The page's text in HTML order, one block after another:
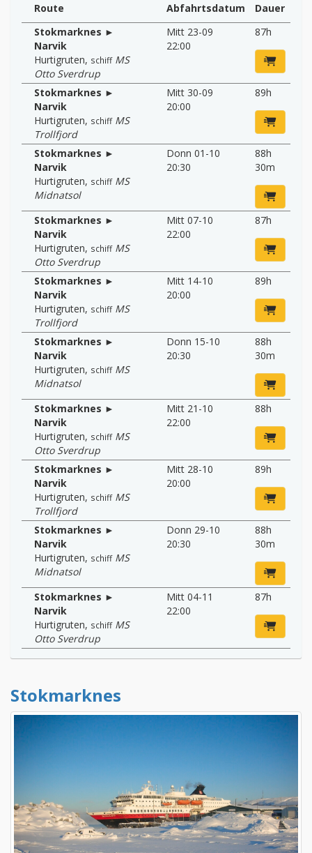
Route Abfahrtsdatum
Dauer
Stokmarknes ►
Narvik
Hurtigruten, schiff MS
Otto Sverdrup
Mitt 23-09
22:00
87h
Stokmarknes ►
Narvik
Hurtigruten, schiff MS
Trollfjord
Mitt 30-09
20:00
89h
Stokmarknes ►
Narvik
Hurtigruten, schiff MS
Midnatsol
Donn 01-10
20:30
88h
30m
Stokmarknes ►
Narvik
Hurtigruten, schiff MS
Otto Sverdrup
Mitt 07-10
22:00
87h
Stokmarknes ►
Narvik
Hurtigruten, schiff MS
Trollfjord
Mitt 14-10
20:00
89h
Stokmarknes ►
Narvik
Hurtigruten, schiff MS
Midnatsol
Donn 15-10
20:30
88h
30m
Stokmarknes ►
Narvik
Hurtigruten, schiff MS
Otto Sverdrup
Mitt 21-10
22:00
88h
Stokmarknes ►
Narvik
Hurtigruten, schiff MS
Trollfjord
Mitt 28-10
20:00
89h
Stokmarknes ►
Narvik
Hurtigruten, schiff MS
Midnatsol
Donn 29-10
20:30
88h
30m
Stokmarknes ►
Narvik
Hurtigruten, schiff MS
Otto Sverdrup
Mitt 04-11
22:00
87h
Stokmarknes